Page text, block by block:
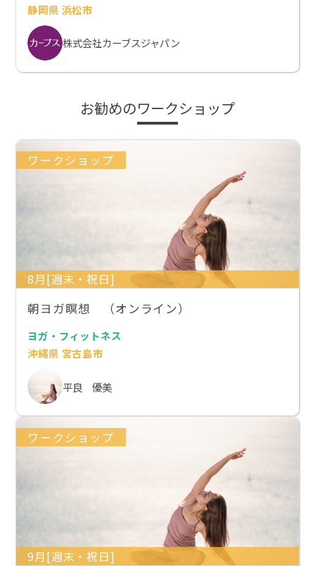
静岡県 浜松市
株式会社カーブスジャパン
お勧めのワークショップ
ワークショップ
8月[週末・祝日]
朝ヨガ瞑想 （オンライン）
ヨガ・フィットネス
沖縄県 宮古島市
平良 優美
ワークショップ
9月[週末・祝日]